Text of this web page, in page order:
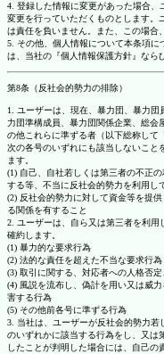
4. 登録した情報に変更があった場合
変更を行っていただくものとします。
は責任を負いません。また、この場合
5. その他、個人情報について本条項
は、当社の『個人情報保護方針』なら
第8条（反社会的勢力の排除）
1. ユーザーは、現在、暴力団、暴力
力団準構成員、暴力団関係企業、総会
の他これらに準ずる者（以下総称して
次の各号のいずれにも該当しないこと
ます。
(1) 自己、自社若しくは第三者の不正
する等、不当に反社会的勢力を利用し
(2) 反社会的勢力に対して資金等を提
る関係を有すること
2. ユーザーは、自ら又は第三者を利
確約します。
(1) 暴力的な要求行為
(2) 法的な責任を超えた不当な要求行為
(3) 取引に関する、対応者への人格否
(4) 風説を流布し、偽計を用い又は威
害する行為
(5) その他前各号に準ずる行為
3. 当社は、ユーザーが反社会的勢力
のいずれかに該当する行為をし、又は
したことが判明した場合には、自己